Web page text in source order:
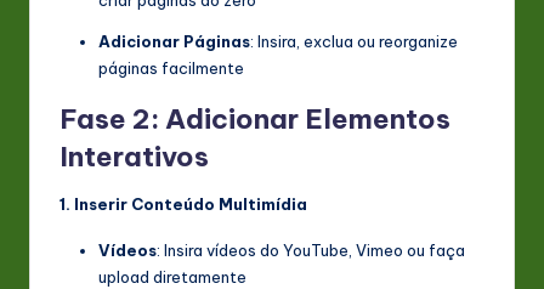
Adicionar Páginas: Insira, exclua ou reorganize
páginas facilmente
Fase 2: Adicionar Elementos
Interativos
1. Inserir Conteúdo Multimídia
Vídeos: Insira vídeos do YouTube, Vimeo ou faça
upload diretamente